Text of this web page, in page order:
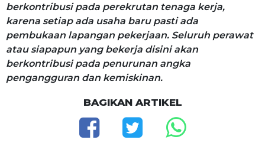
berkontribusi pada perekrutan tenaga kerja,
karena setiap ada usaha baru pasti ada
pembukaan lapangan pekerjaan. Seluruh perawat
atau siapapun yang bekerja disini akan
berkontribusi pada penurunan angka
pengangguran dan kemiskinan.
BAGIKAN ARTIKEL